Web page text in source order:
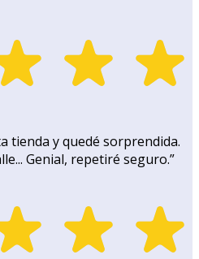
tienda y quedé sorprendida.
Genial, repetiré seguro.”